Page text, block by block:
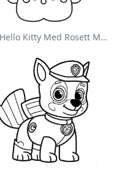
Söt Hello Kitty Med Rosett Målarbild